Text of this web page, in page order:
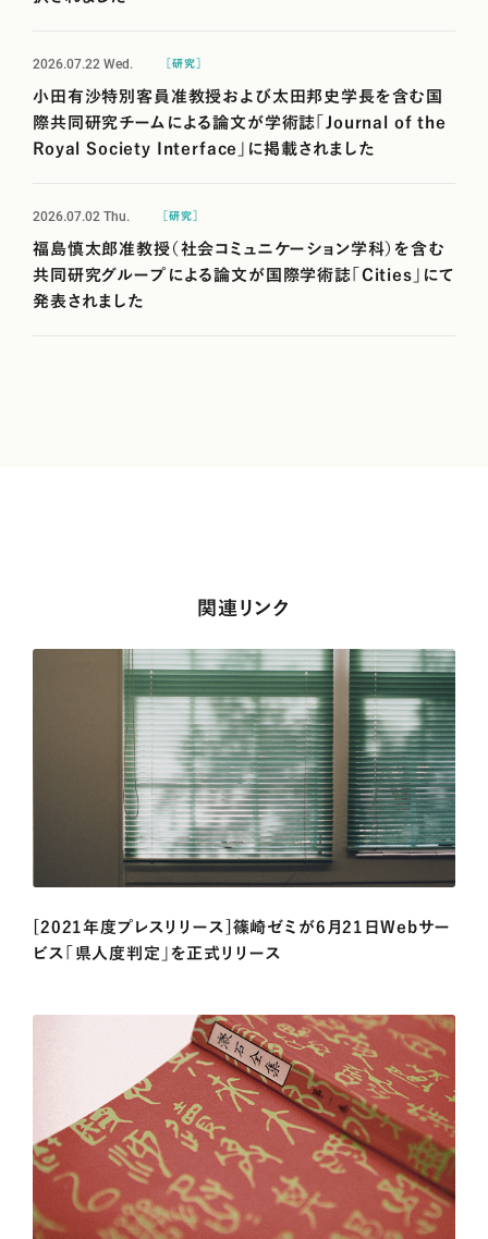
2026.07.22 Wed. ［研究］
小田有沙特別客員准教授および太田邦史学長を含む国
際共同研究チームによる論文が学術誌「Journal of the
Royal Society Interface」に掲載されました
2026.07.02 Thu. ［研究］
福島慎太郎准教授（社会コミュニケーション学科）を含む
共同研究グループによる論文が国際学術誌「Cities」にて
発表されました
関連リンク
[2021年度プレスリリース]篠崎ゼミが6月21日Webサー
ビス「県人度判定」を正式リリース